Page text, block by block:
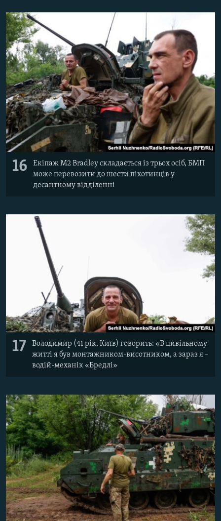
16
Екіпаж M2 Bradley складається із трьох осіб, БМП
може перевозити до шести піхотинців у
десантному відділенні
17
Володимир (41 рік, Київ) говорить: «В цивільному
житті я був монтажником-висотником, а зараз я –
водій-механік «Бредлі»